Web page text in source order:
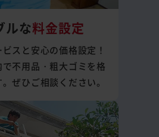
ルな料金設定
スと安心の価格設定！
不用品・粗大ゴミを格
ぜひご相談ください。